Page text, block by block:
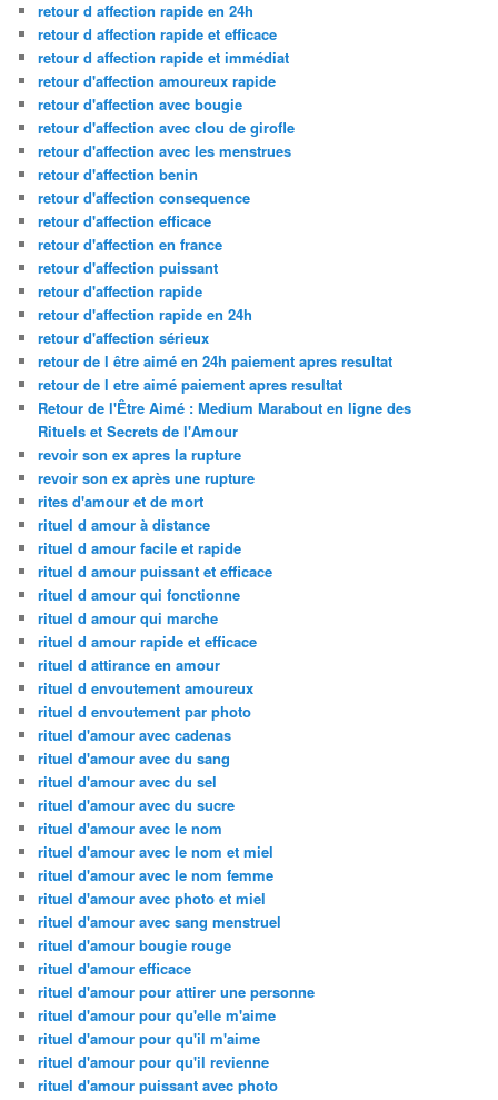
retour d affection rapide en 24h
retour d affection rapide et efficace
retour d affection rapide et immédiat
retour d'affection amoureux rapide
retour d'affection avec bougie
retour d'affection avec clou de girofle
retour d'affection avec les menstrues
retour d'affection benin
retour d'affection consequence
retour d'affection efficace
retour d'affection en france
retour d'affection puissant
retour d'affection rapide
retour d'affection rapide en 24h
retour d'affection sérieux
retour de l être aimé en 24h paiement apres resultat
retour de l etre aimé paiement apres resultat
Retour de l'Être Aimé : Medium Marabout en ligne des
Rituels et Secrets de l'Amour
revoir son ex apres la rupture
revoir son ex après une rupture
rites d'amour et de mort
rituel d amour à distance
rituel d amour facile et rapide
rituel d amour puissant et efficace
rituel d amour qui fonctionne
rituel d amour qui marche
rituel d amour rapide et efficace
rituel d attirance en amour
rituel d envoutement amoureux
rituel d envoutement par photo
rituel d'amour avec cadenas
rituel d'amour avec du sang
rituel d'amour avec du sel
rituel d'amour avec du sucre
rituel d'amour avec le nom
rituel d'amour avec le nom et miel
rituel d'amour avec le nom femme
rituel d'amour avec photo et miel
rituel d'amour avec sang menstruel
rituel d'amour bougie rouge
rituel d'amour efficace
rituel d'amour pour attirer une personne
rituel d'amour pour qu'elle m'aime
rituel d'amour pour qu'il m'aime
rituel d'amour pour qu'il revienne
rituel d'amour puissant avec photo